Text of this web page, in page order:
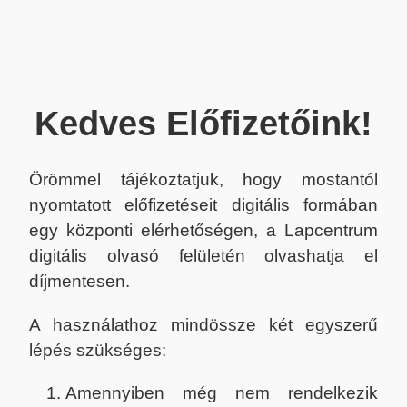
Kedves Előfizetőink!
Örömmel tájékoztatjuk, hogy mostantól
nyomtatott előfizetéseit digitális formában
egy központi elérhetőségen, a Lapcentrum
digitális olvasó felületén olvashatja el
díjmentesen.
A használathoz mindössze két egyszerű
lépés szükséges:
Amennyiben még nem rendelkezik